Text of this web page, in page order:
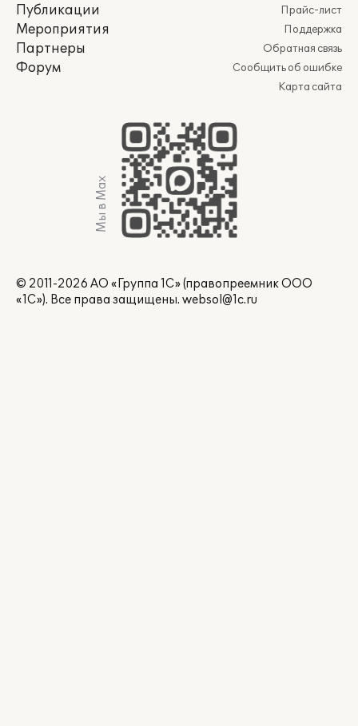
Публикации
Мероприятия
Партнеры
Форум
Прайс-лист
Поддержка
Обратная связь
Сообщить об ошибке
Карта сайта
Мы в Max
© 2011-2026 АО «Группа 1С» (правопреемник ООО
«1С»). Все права защищены. websol@1c.ru